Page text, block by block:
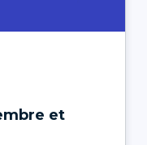
et